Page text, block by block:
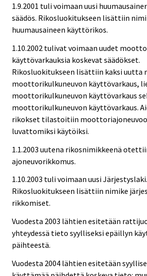
1.9.2001 tuli voimaan uusi
säädös. Rikosluokitukseen lisättiin
huumausaineen käyttörikos.
1.10.2002 tulivat voimaan uudet
käyttövarkauksia koskevat säädökset.
Rikosluokitukseen lisättiin kaksi uutta
moottorikulkuneuvon käyttövarkaus,
moottorikulkuneuvon käyttövarkaus
moottorikulkuneuvon käyttövarkaus.
rikokset tilastoitiin
luvattomiksi käytöiksi.
1.1.2003 uutena rikosnimikkeenä
ajoneuvorikkomus.
1.10.2003 tuli voimaan uusi Järjestyslaki.
Rikosluokitukseen lisättiin nimike
rikkomiset.
Vuodesta 2003 lähtien esitetään
yhteydessä tieto syylliseksi epäillyn
päihteestä.
Vuodesta 2004 lähtien esitetään